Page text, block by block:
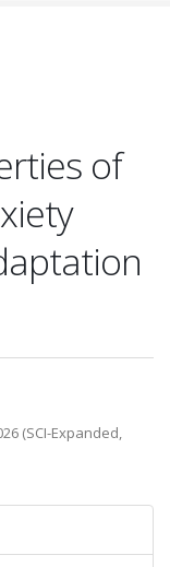
of
(SCI-Expanded,